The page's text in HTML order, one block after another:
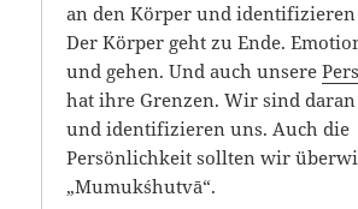
an den Körper und
Der Körper geht zu Ende.
und gehen. Und auch unsere
hat ihre Grenzen. Wir sind
und identifizieren uns. Auch die
Persönlichkeit sollten wir
„Mumukśhutvā“.